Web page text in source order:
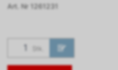
Art. Nr 1261231
Stk.